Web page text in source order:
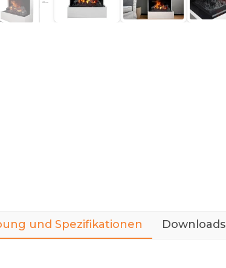
und Spezifikationen Downloads